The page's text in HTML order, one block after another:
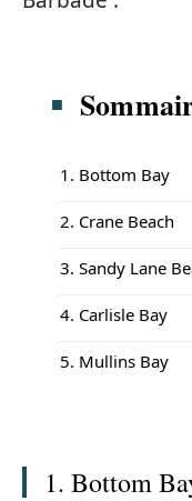
1. Bottom Bay
2. Crane Beach
3. Sandy Lane
4. Carlisle Bay
5. Mullins Bay
1. Bottom